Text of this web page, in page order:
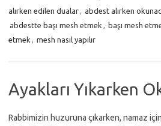
alırken edilen dualar, abdest alırken
abdestte başı mesh etmek , başı mesh
etmek , mesh nasıl yapılır
Ayakları Yıkarken
Rabbimizin huzuruna çıkarken, namaz